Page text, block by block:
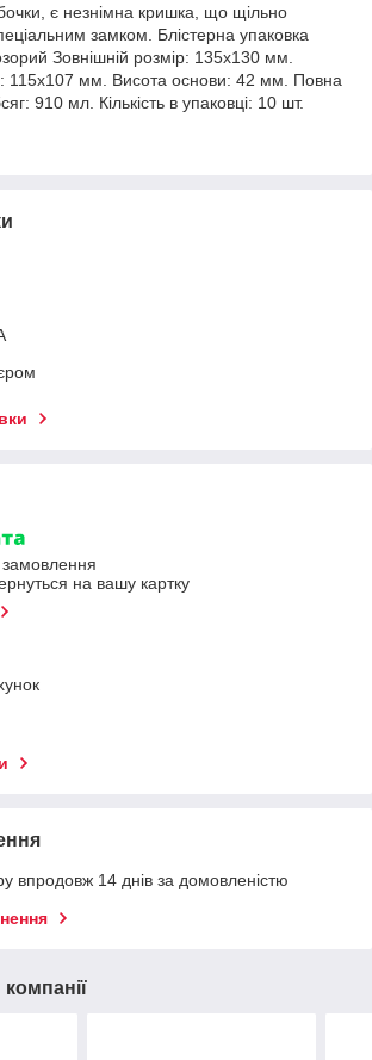
є незнімна кришка, що щільно
замком. Блістерна упаковка
Зовнішній розмір: 135х130 мм.
115х107 мм. Висота основи: 42 мм. Повна
910 мл. Кількість в упаковці: 10 шт.
на вашу картку
впродовж 14 днів за домовленістю